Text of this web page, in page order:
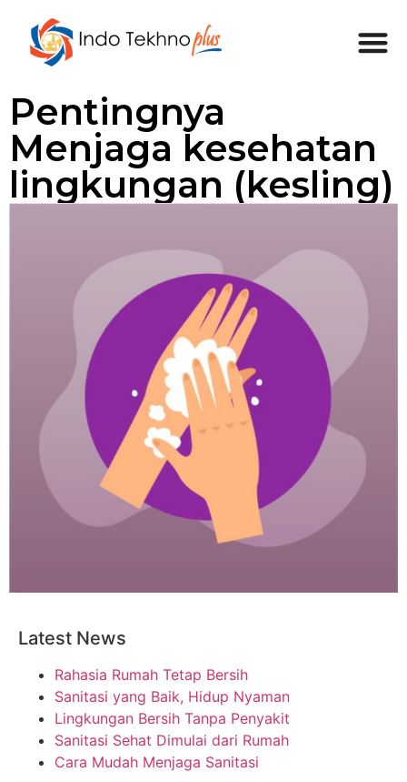
Pentingnya
Menjaga kesehatan
lingkungan (kesling)
Latest News
Rahasia Rumah Tetap Bersih
Sanitasi yang Baik, Hidup Nyaman
Lingkungan Bersih Tanpa Penyakit
Sanitasi Sehat Dimulai dari Rumah
Cara Mudah Menjaga Sanitasi